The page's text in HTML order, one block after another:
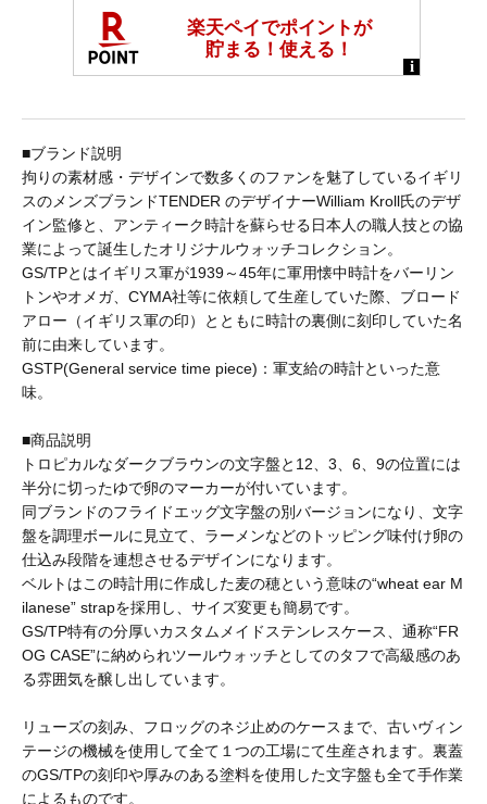
■ブランド説明
拘りの素材感・デザインで数多くのファンを魅了しているイギリ
スのメンズブランドTENDER のデザイナーWilliam Kroll氏のデザ
イン監修と、アンティーク時計を蘇らせる日本人の職人技との協
業によって誕生したオリジナルウォッチコレクション。
GS/TPとはイギリス軍が1939～45年に軍用懐中時計をバーリン
トンやオメガ、CYMA社等に依頼して生産していた際、ブロード
アロー（イギリス軍の印）とともに時計の裏側に刻印していた名
前に由来しています。
GSTP(General service time piece)：軍支給の時計といった意
味。
■商品説明
トロピカルなダークブラウンの文字盤と12、3、6、9の位置には
半分に切ったゆで卵のマーカーが付いています。
同ブランドのフライドエッグ文字盤の別バージョンになり、文字
盤を調理ボールに見立て、ラーメンなどのトッピング味付け卵の
仕込み段階を連想させるデザインになります。
ベルトはこの時計用に作成した麦の穂という意味の“wheat ear M
ilanese” strapを採用し、サイズ変更も簡易です。
GS/TP特有の分厚いカスタムメイドステンレスケース、通称“FR
OG CASE”に納められツールウォッチとしてのタフで高級感のあ
る雰囲気を醸し出しています。
リューズの刻み、フロッグのネジ止めのケースまで、古いヴィン
テージの機械を使用して全て１つの工場にて生産されます。裏蓋
のGS/TPの刻印や厚みのある塗料を使用した文字盤も全て手作業
によるものです。
ANACHRONORM
B.A.F(Brooklyn Armed Forces Inc.)
BAGABOO
BAICYCLON by bagjack
BEADED ACCESSORIES
benine 9
BERJAC
BTCS